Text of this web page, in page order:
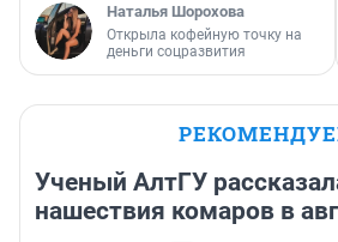
Наталья Шорохова
Открыла кофейную точку на
деньги соцразвития
Ученый АлтГУ
нашествия комаров в